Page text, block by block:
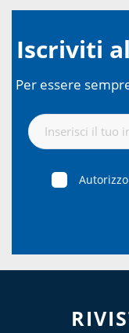
Iscriviti
Per essere